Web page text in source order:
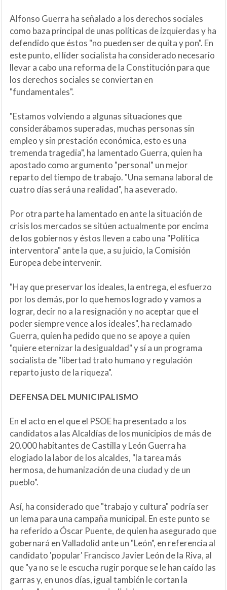
Alfonso Guerra ha señalado a los derechos sociales
como baza principal de unas políticas de izquierdas y ha
defendido que éstos "no pueden ser de quita y pon". En
este punto, el líder socialista ha considerado necesario
llevar a cabo una reforma de la Constitución para que
los derechos sociales se conviertan en
"fundamentales".
"Estamos volviendo a algunas situaciones que
considerábamos superadas, muchas personas sin
empleo y sin prestación económica, esto es una
tremenda tragedia", ha lamentado Guerra, quien ha
apostado como argumento "personal" un mejor
reparto del tiempo de trabajo. "Una semana laboral de
cuatro días será una realidad", ha aseverado.
Por otra parte ha lamentado en ante la situación de
crisis los mercados se sitúen actualmente por encima
de los gobiernos y éstos lleven a cabo una "Política
interventora" ante la que, a su juicio, la Comisión
Europea debe intervenir.
"Hay que preservar los ideales, la entrega, el esfuerzo
por los demás, por lo que hemos logrado y vamos a
lograr, decir no a la resignación y no aceptar que el
poder siempre vence a los ideales", ha reclamado
Guerra, quien ha pedido que no se apoye a quien
"quiere eternizar la desigualdad" y sí a un programa
socialista de "libertad trato humano y regulación
reparto justo de la riqueza".
DEFENSA DEL MUNICIPALISMO
En el acto en el que el PSOE ha presentado a los
candidatos a las Alcaldías de los municipios de más de
20.000 habitantes de Castilla y León Guerra ha
elogiado la labor de los alcaldes, "la tarea más
hermosa, de humanización de una ciudad y de un
pueblo".
Así, ha considerado que "trabajo y cultura" podría ser
un lema para una campaña municipal. En este punto se
ha referido a Óscar Puente, de quien ha asegurado que
gobernará en Valladolid ante un "León", en referencia al
candidato 'popular' Francisco Javier León de la Riva, al
que "ya no se le escucha rugir porque se le han caído las
garras y, en unos días, igual también le cortan la